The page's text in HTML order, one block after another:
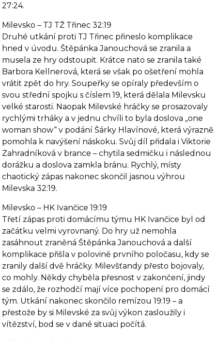
27:24.
Milevsko – TJ TŽ Třinec 32:19
Druhé utkání proti TJ Třinec přineslo komplikace
hned v úvodu. Štěpánka Janouchová se zranila a
musela ze hry odstoupit. Krátce nato se zranila také
Barbora Kellnerová, která se však po ošetření mohla
vrátit zpět do hry. Soupeřky se opíraly především o
svou střední spojku s číslem 19, která dělala Milevsku
velké starosti. Naopak Milevské hráčky se prosazovaly
rychlými trháky a v jednu chvíli to byla doslova „one
woman show“ v podání Šárky Hlavínové, která výrazně
pomohla k navýšení náskoku. Svůj díl přidala i Viktorie
Zahradníková v brance – chytila sedmičku i následnou
dorážku a doslova zamkla bránu. Rychlý, místy
chaotický zápas nakonec skončil jasnou výhrou
Milevska 32:19.
Milevsko – HK Ivančice 19:19
Třetí zápas proti domácímu týmu HK Ivančice byl od
začátku velmi vyrovnaný. Do hry už nemohla
zasáhnout zraněná Štěpánka Janouchová a další
komplikace přišla v polovině prvního poločasu, kdy se
zranily další dvě hráčky. Milevšťandy přesto bojovaly,
co mohly. Někdy chyběla přesnost v zakončení, jindy
se zdálo, že rozhodčí mají více pochopení pro domácí
tým. Utkání nakonec skončilo remízou 19:19 – a
přestože by si Milevské za svůj výkon zasloužily i
vítězství, bod se v dané situaci počítá.